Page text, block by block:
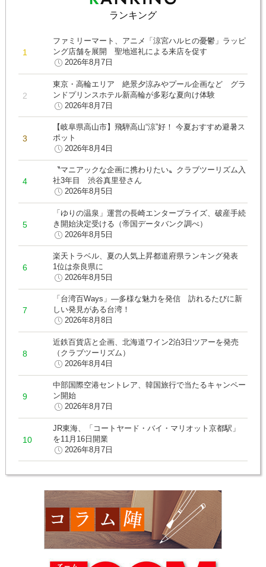
ランキング
ファミリーマート、アニメ「涼宮ハルヒの憂鬱」ラッピ
ング店舗を展開 聖地巡礼による来店を促す
2026年8月7日
東京・高輪エリア 絶景夕涼みやプール企画など グラ
ンドプリンスホテル新高輪が多彩な夏向け体験
2026年8月7日
【岐阜県高山市】飛騨高山“涼”好！ 今夏おすすめ避暑ス
ポット
2026年8月4日
〝マニアックな企画に携わりたい〟クラブツーリズム入
社3年目 渋谷真里登さん
2026年8月5日
「ゆりの温泉」運営の長崎エンタープライズ、破産手続
き開始決定受ける（帝国データバンク調べ）
2026年8月5日
楽天トラベル、夏の人気上昇都道府県ランキング発表
1位は奈良県に
2026年8月5日
「台湾百Ways」―多様な魅力を発信 訪れるたびに新
しい発見がある台湾！
2026年8月8日
近鉄百貨店と企画、北海道ワイン2泊3日ツアーを発売
（クラブツーリズム）
2026年8月4日
中部国際空港セントレア、韓国旅行で当たるキャンペー
ン開始
2026年8月7日
JR東海、「コートヤード・バイ・マリオット京都駅」
を11月16日開業
2026年8月7日